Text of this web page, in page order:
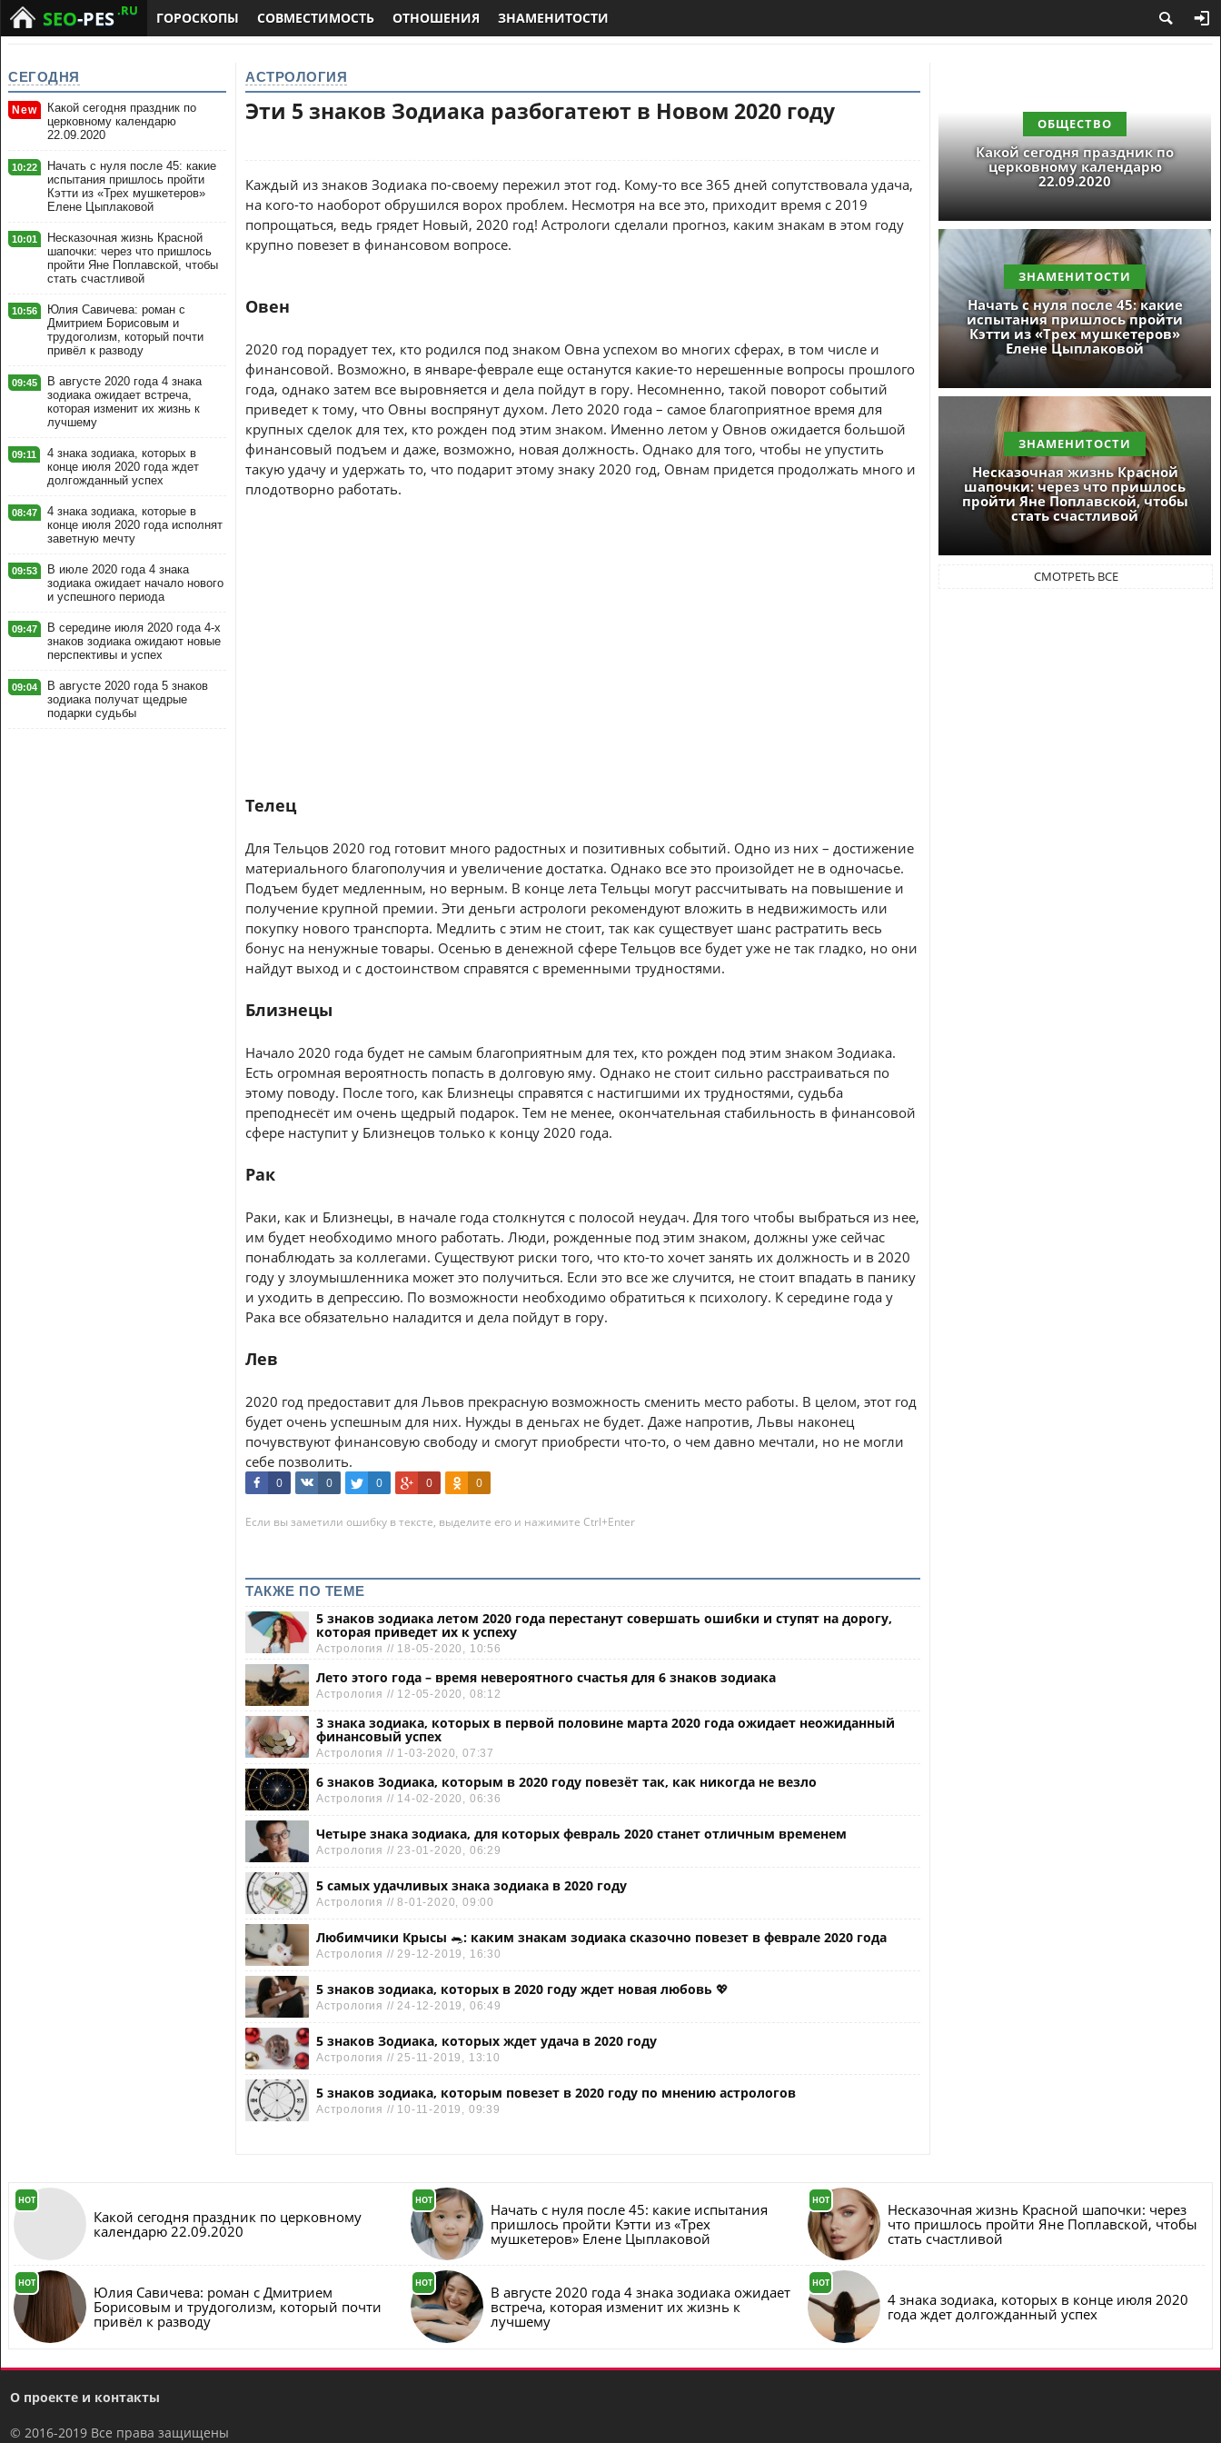
SEO-PES.RU ГОРОСКОПЫ СОВМЕСТИМОСТЬ ОТНОШЕНИЯ ЗНАМЕНИТОСТИ
СЕГОДНЯ
New
Какой сегодня праздник по
церковному календарю
22.09.2020
10:22
Начать с нуля после 45: какие
испытания пришлось пройти
Кэтти из «Трех мушкетеров»
Елене Цыплаковой
10:01
Несказочная жизнь Красной
шапочки: через что пришлось
пройти Яне Поплавской, чтобы
стать счастливой
10:56
Юлия Савичева: роман с
Дмитрием Борисовым и
трудоголизм, который почти
привёл к разводу
09:45
В августе 2020 года 4 знака
зодиака ожидает встреча,
которая изменит их жизнь к
лучшему
09:11
4 знака зодиака, которых в
конце июля 2020 года ждет
долгожданный успех
08:47
4 знака зодиака, которые в
конце июля 2020 года исполнят
заветную мечту
09:53
В июле 2020 года 4 знака
зодиака ожидает начало нового
и успешного периода
09:47
В середине июля 2020 года 4-х
знаков зодиака ожидают новые
перспективы и успех
09:04
В августе 2020 года 5 знаков
зодиака получат щедрые
подарки судьбы
АСТРОЛОГИЯ
Эти 5 знаков Зодиака разбогатеют в Новом 2020 году
Каждый из знаков Зодиака по-своему пережил этот год. Кому-то все 365 дней сопутствовала удача,
на кого-то наоборот обрушился ворох проблем. Несмотря на все это, приходит время с 2019
попрощаться, ведь грядет Новый, 2020 год! Астрологи сделали прогноз, каким знакам в этом году
крупно повезет в финансовом вопросе.
Овен
2020 год порадует тех, кто родился под знаком Овна успехом во многих сферах, в том числе и
финансовой. Возможно, в январе-феврале еще останутся какие-то нерешенные вопросы прошлого
года, однако затем все выровняется и дела пойдут в гору. Несомненно, такой поворот событий
приведет к тому, что Овны воспрянут духом. Лето 2020 года – самое благоприятное время для
крупных сделок для тех, кто рожден под этим знаком. Именно летом у Овнов ожидается большой
финансовый подъем и даже, возможно, новая должность. Однако для того, чтобы не упустить
такую удачу и удержать то, что подарит этому знаку 2020 год, Овнам придется продолжать много и
плодотворно работать.
Телец
Для Тельцов 2020 год готовит много радостных и позитивных событий. Одно из них – достижение
материального благополучия и увеличение достатка. Однако все это произойдет не в одночасье.
Подъем будет медленным, но верным. В конце лета Тельцы могут рассчитывать на повышение и
получение крупной премии. Эти деньги астрологи рекомендуют вложить в недвижимость или
покупку нового транспорта. Медлить с этим не стоит, так как существует шанс растратить весь
бонус на ненужные товары. Осенью в денежной сфере Тельцов все будет уже не так гладко, но они
найдут выход и с достоинством справятся с временными трудностями.
Близнецы
Начало 2020 года будет не самым благоприятным для тех, кто рожден под этим знаком Зодиака.
Есть огромная вероятность попасть в долговую яму. Однако не стоит сильно расстраиваться по
этому поводу. После того, как Близнецы справятся с настигшими их трудностями, судьба
преподнесёт им очень щедрый подарок. Тем не менее, окончательная стабильность в финансовой
сфере наступит у Близнецов только к концу 2020 года.
Рак
Раки, как и Близнецы, в начале года столкнутся с полосой неудач. Для того чтобы выбраться из нее,
им будет необходимо много работать. Люди, рожденные под этим знаком, должны уже сейчас
понаблюдать за коллегами. Существуют риски того, что кто-то хочет занять их должность и в 2020
году у злоумышленника может это получиться. Если это все же случится, не стоит впадать в панику
и уходить в депрессию. По возможности необходимо обратиться к психологу. К середине года у
Рака все обязательно наладится и дела пойдут в гору.
Лев
2020 год предоставит для Львов прекрасную возможность сменить место работы. В целом, этот год
будет очень успешным для них. Нужды в деньгах не будет. Даже напротив, Львы наконец
почувствуют финансовую свободу и смогут приобрести что-то, о чем давно мечтали, но не могли
себе позволить.
0 0 0 0 0
Если вы заметили ошибку в тексте, выделите его и нажимите Ctrl+Enter
ТАКЖЕ ПО ТЕМЕ
5 знаков зодиака летом 2020 года перестанут совершать ошибки и ступят на дорогу,
которая приведет их к успеху
Астрология // 18-05-2020, 10:56
Лето этого года – время невероятного счастья для 6 знаков зодиака
Астрология // 12-05-2020, 08:12
3 знака зодиака, которых в первой половине марта 2020 года ожидает неожиданный
финансовый успех
Астрология // 1-03-2020, 07:37
6 знаков Зодиака, которым в 2020 году повезёт так, как никогда не везло
Астрология // 14-02-2020, 06:36
Четыре знака зодиака, для которых февраль 2020 станет отличным временем
Астрология // 23-01-2020, 06:29
5 самых удачливых знака зодиака в 2020 году
Астрология // 8-01-2020, 09:00
Любимчики Крысы 🐀: каким знакам зодиака сказочно повезет в феврале 2020 года
Астрология // 29-12-2019, 16:30
5 знаков зодиака, которых в 2020 году ждет новая любовь 💖
Астрология // 24-12-2019, 06:49
5 знаков Зодиака, которых ждет удача в 2020 году
Астрология // 25-11-2019, 13:10
5 знаков зодиака, которым повезет в 2020 году по мнению астрологов
Астрология // 10-11-2019, 09:39
ОБЩЕСТВО
Какой сегодня праздник по
церковному календарю
22.09.2020
ЗНАМЕНИТОСТИ
Начать с нуля после 45: какие
испытания пришлось пройти
Кэтти из «Трех мушкетеров»
Елене Цыплаковой
ЗНАМЕНИТОСТИ
Несказочная жизнь Красной
шапочки: через что пришлось
пройти Яне Поплавской, чтобы
стать счастливой
СМОТРЕТЬ ВСЕ
HOT
Какой сегодня праздник по церковному
календарю 22.09.2020
HOT
Начать с нуля после 45: какие испытания
пришлось пройти Кэтти из «Трех
мушкетеров» Елене Цыплаковой
HOT
Несказочная жизнь Красной шапочки: через
что пришлось пройти Яне Поплавской, чтобы
стать счастливой
HOT
Юлия Савичева: роман с Дмитрием
Борисовым и трудоголизм, который почти
привёл к разводу
HOT
В августе 2020 года 4 знака зодиака ожидает
встреча, которая изменит их жизнь к
лучшему
HOT
4 знака зодиака, которых в конце июля 2020
года ждет долгожданный успех
О проекте и контакты
© 2016-2019 Все права защищены